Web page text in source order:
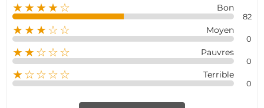
★★★★☆ Bon
82
★★★☆☆ Moyen
0
★★☆☆☆ Pauvres
0
★☆☆☆☆ Terrible
0